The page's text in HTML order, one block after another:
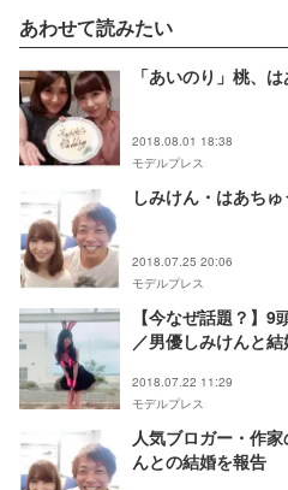
あわせて読みたい
「あいのり」桃、
2018.08.01 18:38
モデルプレス
しみけん・はあち
2018.07.25 20:06
モデルプレス
【今なぜ話題？】
／男優しみけんと
2018.07.22 11:29
モデルプレス
人気ブロガー・作
んとの結婚を報告